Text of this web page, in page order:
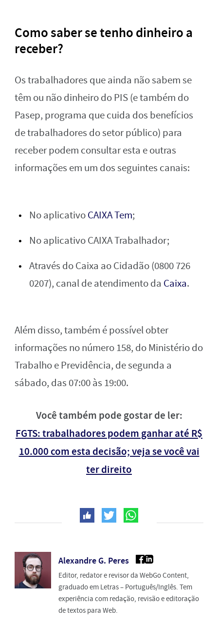
Como saber se tenho dinheiro a
receber?
Os trabalhadores que ainda não sabem se
têm ou não dinheiro do PIS (e também do
Pasep, programa que cuida dos benefícios
de trabalhadores do setor público) para
receber podem consultar esta e outras
informações em um dos seguintes canais:
No aplicativoCAIXA Tem;
No aplicativo CAIXA Trabalhador;
Através do Caixa ao Cidadão (0800 726
0207), canal de atendimento da Caixa.
Além disso, também é possível obter
informações no número 158, do Ministério do
Trabalho e Previdência, de segunda a
sábado, das 07:00 às 19:00.
Você também pode gostar de ler:
FGTS: trabalhadores podem ganhar até R$
10.000 com esta decisão; veja se você vai
ter direito
Alexandre G. Peres
Editor, redator e revisor da WebGo Content,
graduado em Letras – Português/Inglês. Tem
experiência com redação, revisão e editoração
de textos para Web.